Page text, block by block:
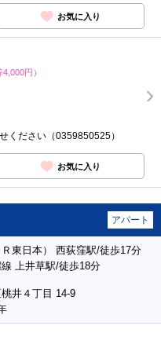
お気に入り
4,000円）
ください（0359850525）
お気に入り
アパート
東日本） 西荻窪駅/徒歩17分
上井草駅/徒歩18分
井４丁目 14-9